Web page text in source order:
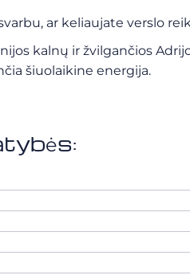
ar keliaujate verslo
kalnų ir žvilgančios
šiuolaikine energija.